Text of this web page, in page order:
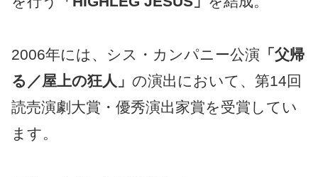
2006年には、シス・カンパニー公演 「父帰
る／屋上の狂人」 の演出において、第14回
読売演劇大賞・優秀演出家賞を受賞してい
ます。